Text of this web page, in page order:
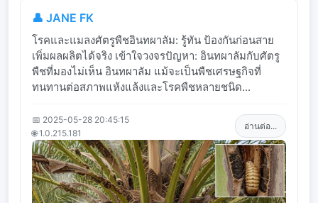
👤 JANE FK
โรคและแมลงศัตรูพืชอินทผาลัม: รู้ทัน ป้องกันก่อนสาย
เพิ่มผลผลิตได้จริง เข้าใจวงจรปัญหา: อินทผาลัมกับศัตรู
พืชที่มองไม่เห็น อินทผาลัม แม้จะเป็นพืชเศรษฐกิจที่
ทนทานต่อสภาพแห้งแล้งและโรคพืชหลายชนิด...
📅 2025-05-28 20:45:15
🌐 1.0.215.181
อ่านต่อ...